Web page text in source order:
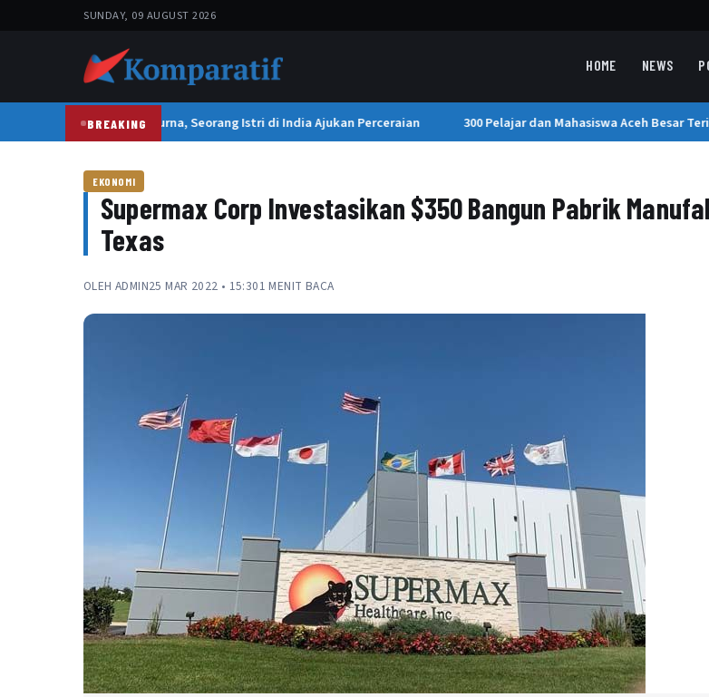
SUNDAY, 09 AUGUST 2026
HOME NEWS
BREAKING
Suami Terlalu Sempurna, Seorang Istri di India Ajukan Perceraian 300 Pelajar dan Mahasiswa Aceh Besar
EKONOMI
Supermax Corp Investasikan $350 Bangun Pabrik
Texas
OLEH ADMIN25 MAR 2022 • 15:301 MENIT BACA